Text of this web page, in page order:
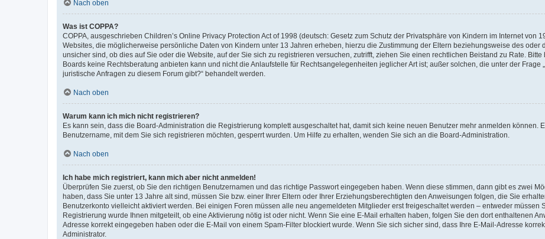
Nach oben
Was ist COPPA?
COPPA, ausgeschrieben Children’s Online Privacy Protection Act of 1998 (deutsch: Gesetz zum Schutz der Privatsphäre von Kindern im Internet von
Websites, die möglicherweise persönliche Daten von Kindern unter 13 Jahren erheben, hierzu die Zustimmung der Eltern beziehungsweise des
unsicher sind, ob dies auf Sie oder die Website, auf der Sie sich zu registrieren versuchen, zutrifft, ziehen Sie einen rechtlichen Beistand zu Rate.
Boards keine Rechtsberatung anbieten kann und nicht die Anlaufstelle für Rechtsangelegenheiten jeglicher Art ist; außer solchen, die unter der
juristische Anfragen zu diesem Forum gibt?“ behandelt werden.
Nach oben
Warum kann ich mich nicht registrieren?
Es kann sein, dass die Board-Administration die Registrierung komplett ausgeschaltet hat, damit sich keine neuen Benutzer mehr anmelden können.
Benutzername, mit dem Sie sich registrieren möchten, gesperrt wurden. Um Hilfe zu erhalten, wenden Sie sich an die Board-Administration.
Nach oben
Ich habe mich registriert, kann mich aber nicht anmelden!
Überprüfen Sie zuerst, ob Sie den richtigen Benutzernamen und das richtige Passwort eingegeben haben. Wenn diese stimmen, dann gibt es zwei
haben, dass Sie unter 13 Jahre alt sind, müssen Sie bzw. einer Ihrer Eltern oder Ihrer Erziehungsberechtigten den Anweisungen folgen, die Sie
Benutzerkonto vielleicht aktiviert werden. Bei einigen Foren müssen alle neu angemeldeten Mitglieder erst freigeschaltet werden – entweder müssen
Registrierung wurde Ihnen mitgeteilt, ob eine Aktivierung nötig ist oder nicht. Wenn Sie eine E-Mail erhalten haben, folgen Sie den dort enthaltenen
Adresse korrekt eingegeben haben oder die E-Mail von einem Spam-Filter blockiert wurde. Wenn Sie sich sicher sind, dass Ihre E-Mail-Adresse
Administrator.